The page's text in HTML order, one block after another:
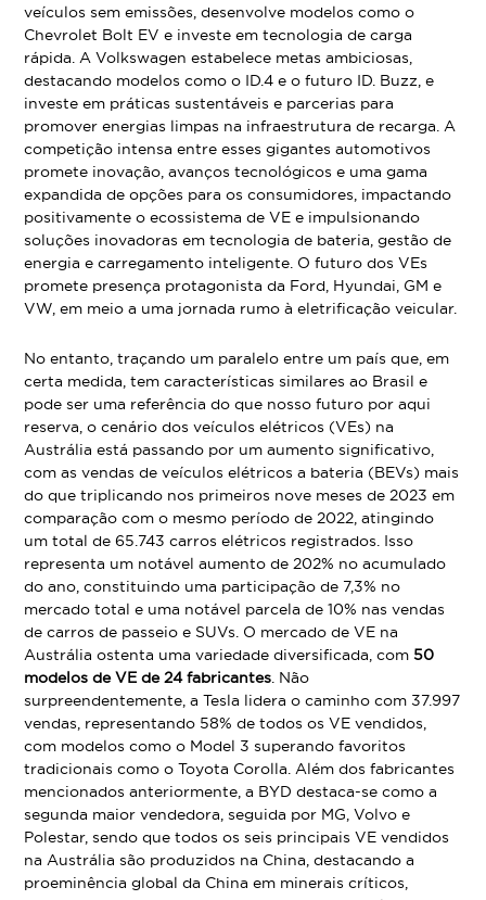
veículos sem emissões, desenvolve modelos como o
Chevrolet Bolt EV e investe em tecnologia de carga
rápida. A Volkswagen estabelece metas ambiciosas,
destacando modelos como o ID.4 e o futuro ID. Buzz, e
investe em práticas sustentáveis e parcerias para
promover energias limpas na infraestrutura de recarga. A
competição intensa entre esses gigantes automotivos
promete inovação, avanços tecnológicos e uma gama
expandida de opções para os consumidores, impactando
positivamente o ecossistema de VE e impulsionando
soluções inovadoras em tecnologia de bateria, gestão de
energia e carregamento inteligente. O futuro dos VEs
promete presença protagonista da Ford, Hyundai, GM e
VW, em meio a uma jornada rumo à eletrificação veicular.
No entanto, traçando um paralelo entre um país que, em
certa medida, tem características similares ao Brasil e
pode ser uma referência do que nosso futuro por aqui
reserva, o cenário dos veículos elétricos (VEs) na
Austrália está passando por um aumento significativo,
com as vendas de veículos elétricos a bateria (BEVs) mais
do que triplicando nos primeiros nove meses de 2023 em
comparação com o mesmo período de 2022, atingindo
um total de 65.743 carros elétricos registrados. Isso
representa um notável aumento de 202% no acumulado
do ano, constituindo uma participação de 7,3% no
mercado total e uma notável parcela de 10% nas vendas
de carros de passeio e SUVs. O mercado de VE na
Austrália ostenta uma variedade diversificada, com50
modelos de VE de 24 fabricantes . Não
surpreendentemente, a Tesla lidera o caminho com 37.997
vendas, representando 58% de todos os VE vendidos,
com modelos como o Model 3 superando favoritos
tradicionais como o Toyota Corolla. Além dos fabricantes
mencionados anteriormente, a BYD destaca-se como a
segunda maior vendedora, seguida por MG, Volvo e
Polestar, sendo que todos os seis principais VE vendidos
na Austrália são produzidos na China, destacando a
proeminência global da China em minerais críticos,